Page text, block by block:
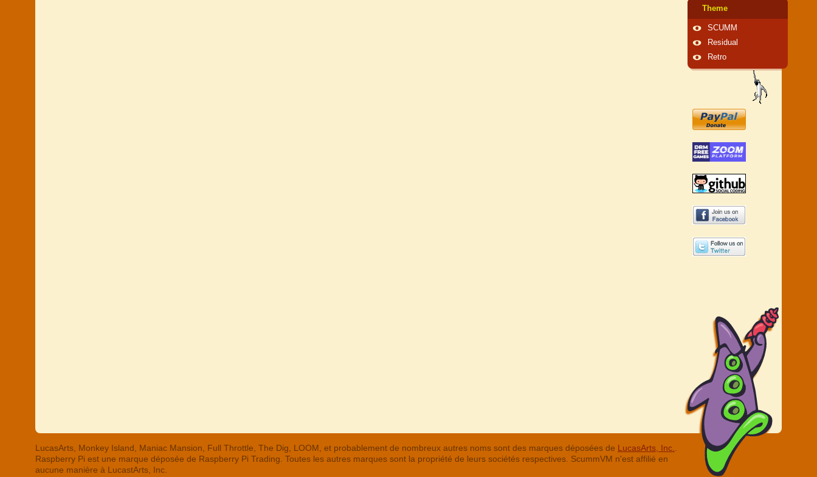
Theme
SCUMM
Residual
Retro
LucasArts, Monkey Island, Maniac Mansion, Full Throttle, The Dig, LOOM, et probablement de nombreux autres noms sont des marques déposées de LucasArts, Inc.
Raspberry Pi est une marque déposée de Raspberry Pi Trading. Toutes les autres marques sont la propriété de leurs sociétés respectives. ScummVM n'est affilié en
aucune manière à LucastArts, Inc.